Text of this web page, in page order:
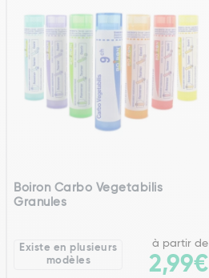
Boiron Carbo Vegetabilis
Granules
Existe en plusieurs
modèles
à partir de
2,99€